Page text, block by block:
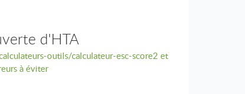
d'HTA
outils/calculateur-esc-score2 et
à éviter